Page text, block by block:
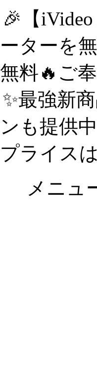
🎉【
ーターを
無料🔥ご
✨️最強新
ンも提供
プライス
メニュ